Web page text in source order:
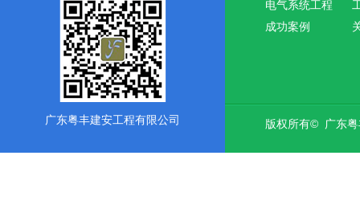
广东粤丰建安工程有限公司
电气系统工程
成功案例
版权所有© 广东